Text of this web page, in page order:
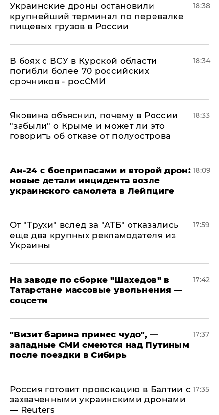
Украинские дроны остановили
крупнейший терминал по перевалке
пищевых грузов в России
18:38
В боях с ВСУ в Курской области
погибли более 70 российских
срочников - росСМИ
18:34
Яковина объяснил, почему в России
"забыли" о Крыме и может ли это
говорить об отказе от полуострова
18:33
Ан-24 с боеприпасами и второй дрон:
новые детали инцидента возле
украинского самолета в Лейпциге
18:09
От "Трухи" вслед за "АТБ" отказались
еще два крупных рекламодателя из
Украины
17:59
На заводе по сборке "Шахедов" в
Татарстане массовые увольнения —
соцсети
17:42
"Визит барина принес чудо", —
западные СМИ смеются над Путиным
после поездки в Сибирь
17:37
​Россия готовит провокацию в Балтии с
захваченными украинскими дронами
— Reuters
17:35